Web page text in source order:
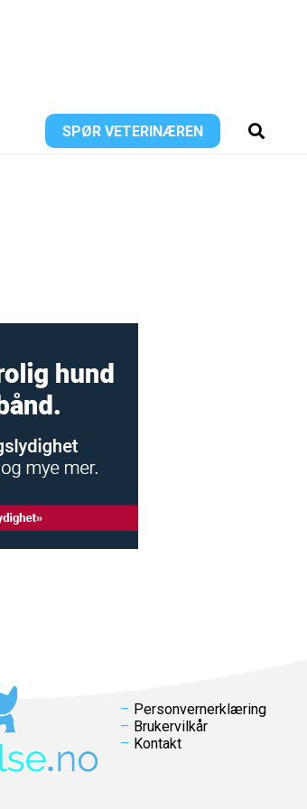
SPØR VETERINÆREN
Personvernerklæring
Brukervilkår
Kontakt